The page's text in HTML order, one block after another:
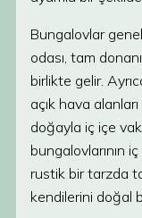
Bungalovlar
odası, tam
birlikte gelir.
açık hava
doğayla iç içe
bungalovlarının
rustik bir tarzda
kendilerini doğal